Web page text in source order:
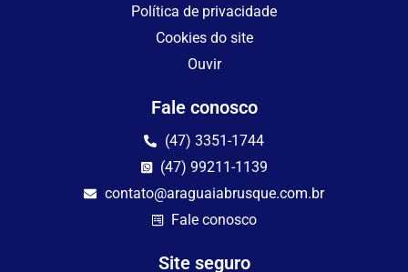
Política de privacidade
Cookies do site
Ouvir
Fale conosco
(47) 3351-1744
(47) 99211-1139
contato@araguaiabrusque.com.br
Fale conosco
Site seguro